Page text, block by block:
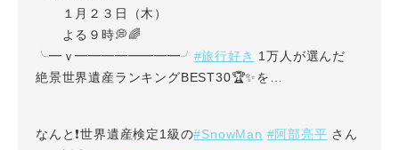
１月２３日（木）
よる９時💭🌈
╰━ｖ━━━━━━━━╯ #旅行好き 1万人が選んだ
絶景世界遺産ランキングBEST30🏆✨を…
なんと❗️世界遺産検定1級の#SnowMan #阿部亮平 さん